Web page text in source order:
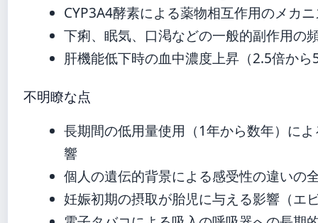
CYP3A4酵素による薬物相互作用のメカ
下痢、眠気、口渇などの一般的副作用の
肝機能低下時の血中濃度上昇（2.5倍から
不明瞭な点
長期間の低用量使用（1年から数年）に
響
個人の遺伝的背景による感受性の違いの
妊娠初期の摂取が胎児に与える影響（エ